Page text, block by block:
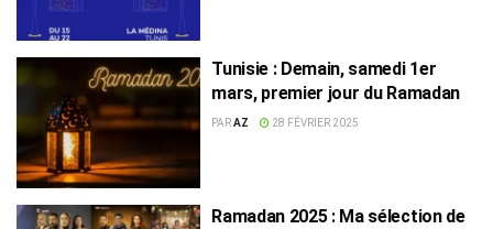
Tunisie : Demain, samedi 1er
mars, premier jour du Ramadan
PARAZ 28 FÉVRIER 2025
Ramadan 2025 : Ma sélection de